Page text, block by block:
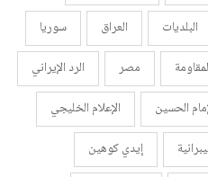
البلديات العراق
سوريا
مصر
الرد الإيراني
الحسين
الإعلام الخليجي
إيدي كوهين